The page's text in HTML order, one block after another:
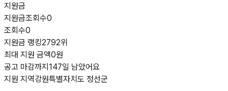
지원금
지원금조회수0
조회수0
지원금 랭킹2792위
최대 지원 금액0원
공고 마감까지147일 남았어요
지원 지역강원특별자치도 정선군